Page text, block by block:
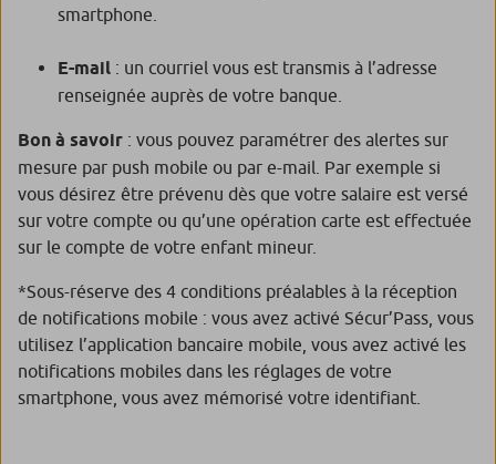
smartphone.
E-mail : un courriel vous est transmis à l’adresse
renseignée auprès de votre banque.
Bon à savoir : vous pouvez paramétrer des alertes sur
mesure par push mobile ou par e-mail. Par exemple si
vous désirez être prévenu dès que votre salaire est versé
sur votre compte ou qu’une opération carte est effectuée
sur le compte de votre enfant mineur.
*Sous-réserve des 4 conditions préalables à la réception
de notifications mobile : vous avez activé Sécur’Pass, vous
utilisez l’application bancaire mobile, vous avez activé les
notifications mobiles dans les réglages de votre
smartphone, vous avez mémorisé votre identifiant.